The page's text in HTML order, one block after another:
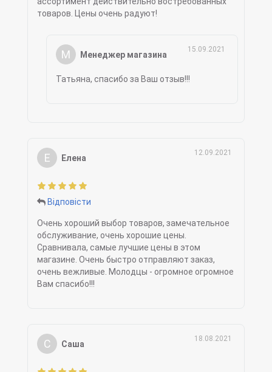
товаров. Цены очень радуют!
М Менеджер магазина
15.09.2021
Татьяна, спасибо за Ваш отзыв!!!
Е Елена
12.09.2021
Відповісти
Очень хороший выбор товаров, замечательное
обслуживание, очень хорошие цены.
Сравнивала, самые лучшие цены в этом
магазине. Очень быстро отправляют заказ,
очень вежливые. Молодцы - огромное огромное
Вам спасибо!!!
С Саша
18.08.2021